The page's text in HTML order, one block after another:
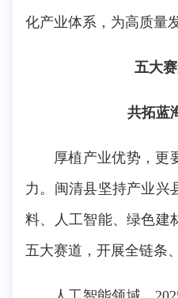
化产业体系，为高质量
五大
共拓蓝
厚植产业优势，更
力。闽清县坚持产业兴
料、人工智能、绿色建
五大赛道，开展全链条